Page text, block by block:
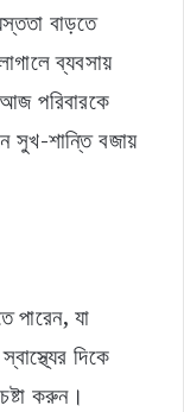
বাড়তে
ব্যবসায়
পরিবারকে
সুখ-শান্তি বজায়
পারেন, যা
দিকে
করুন।